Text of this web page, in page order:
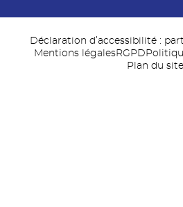
Déclaration d’accessibilité :
Mentions légalesRGPD
Plan du site